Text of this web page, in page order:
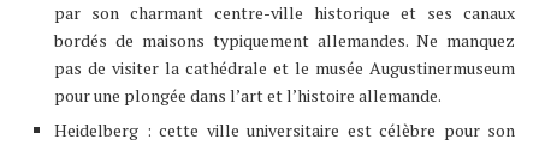
par son charmant centre-ville historique et ses canaux
bordés de maisons typiquement allemandes. Ne manquez
pas de visiter la cathédrale et le musée Augustinermuseum
pour une plongée dans l’art et l’histoire allemande.
Heidelberg : cette ville universitaire est célèbre pour son